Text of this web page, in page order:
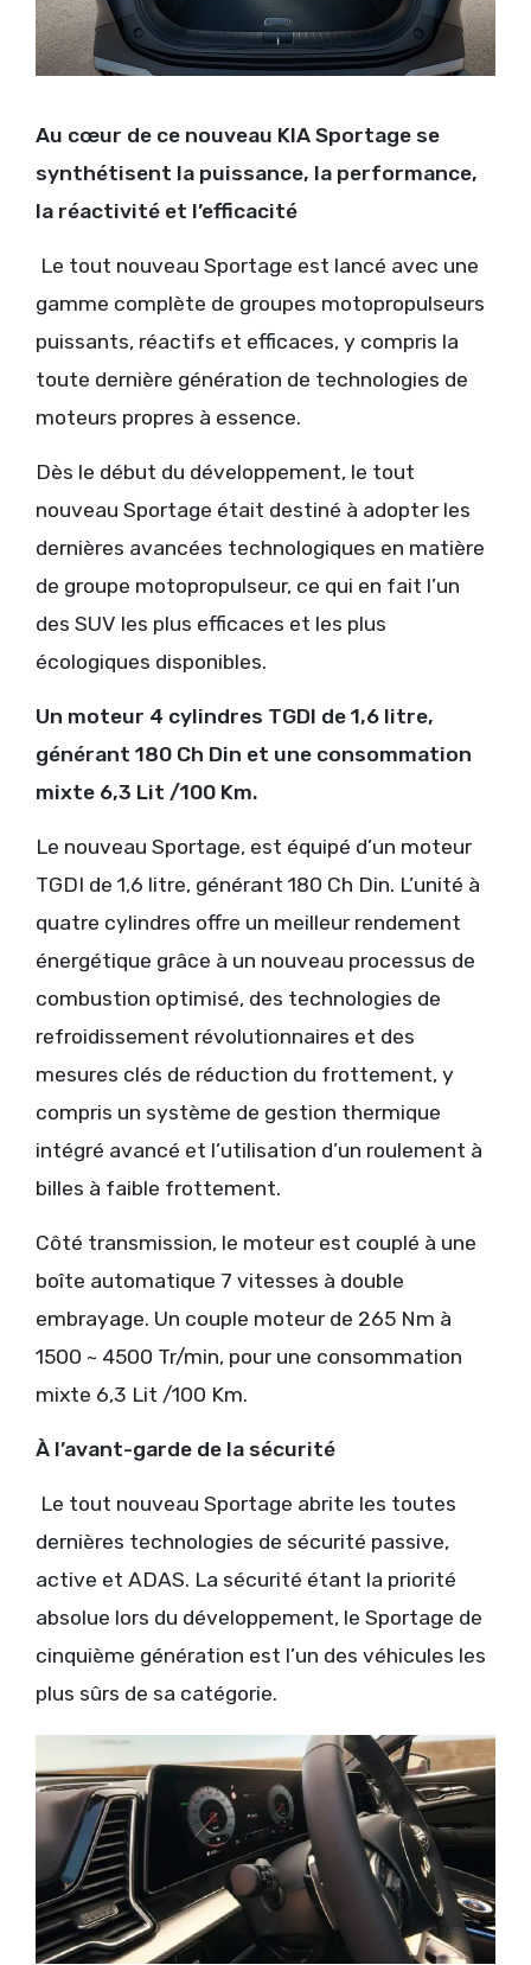
Au cœur de ce nouveau KIA Sportage se
synthétisent la puissance, la performance,
la réactivité et l’efficacité
Le tout nouveau Sportage est lancé avec une
gamme complète de groupes motopropulseurs
puissants, réactifs et efficaces, y compris la
toute dernière génération de technologies de
moteurs propres à essence.
Dès le début du développement, le tout
nouveau Sportage était destiné à adopter les
dernières avancées technologiques en matière
de groupe motopropulseur, ce qui en fait l’un
des SUV les plus efficaces et les plus
écologiques disponibles.
Un moteur 4 cylindres TGDI de 1,6 litre,
générant 180 Ch Din et une consommation
mixte 6,3 Lit /100 Km.
Le nouveau Sportage, est équipé d’un moteur
TGDI de 1,6 litre, générant 180 Ch Din. L’unité à
quatre cylindres offre un meilleur rendement
énergétique grâce à un nouveau processus de
combustion optimisé, des technologies de
refroidissement révolutionnaires et des
mesures clés de réduction du frottement, y
compris un système de gestion thermique
intégré avancé et l’utilisation d’un roulement à
billes à faible frottement.
Côté transmission, le moteur est couplé à une
boîte automatique 7 vitesses à double
embrayage. Un couple moteur de 265 Nm à
1500 ~ 4500 Tr/min, pour une consommation
mixte 6,3 Lit /100 Km.
À l’avant-garde de la sécurité
Le tout nouveau Sportage abrite les toutes
dernières technologies de sécurité passive,
active et ADAS. La sécurité étant la priorité
absolue lors du développement, le Sportage de
cinquième génération est l’un des véhicules les
plus sûrs de sa catégorie.